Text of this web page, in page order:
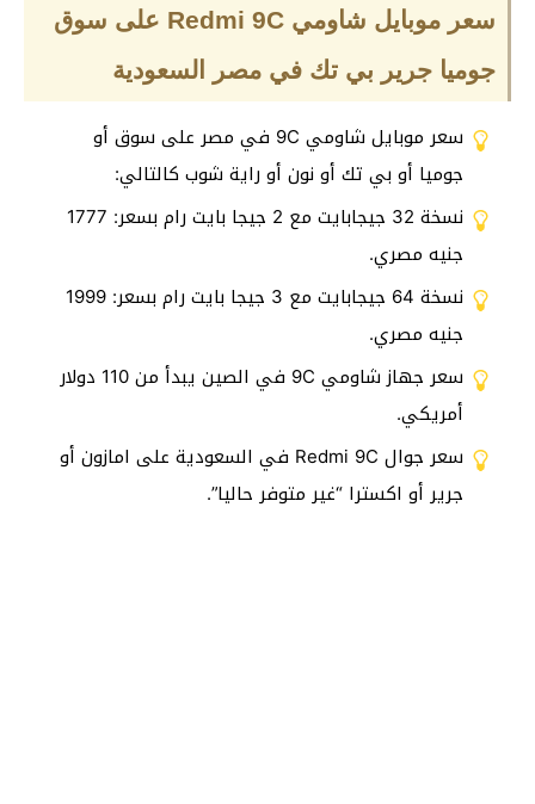
سعر موبايل شاومي Redmi 9C على سوق
جوميا جرير بي تك في مصر السعودية
سعر موبايل شاومي 9C في مصر على سوق أو
جوميا أو بي تك أو نون أو راية شوب كالتالي:
نسخة 32 جيجابايت مع 2 جيجا بايت رام بسعر: 1777
جنيه مصري.
نسخة 64 جيجابايت مع 3 جيجا بايت رام بسعر: 1999
جنيه مصري.
سعر جهاز شاومي 9C في الصين يبدأ من 110 دولار
أمريكي.
سعر جوال Redmi 9C في السعودية على امازون أو
جرير أو اكسترا “غير متوفر حاليا”.